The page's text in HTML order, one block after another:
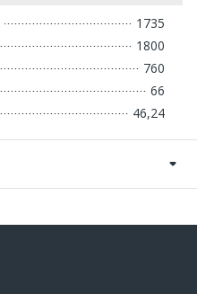
1735
1800
760
66
46,24